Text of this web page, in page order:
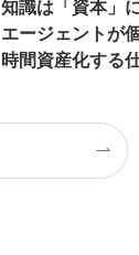
知識は「資本」
エージェントが
時間資産化する